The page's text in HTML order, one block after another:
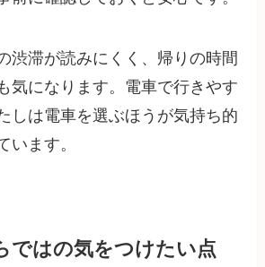
渋滞が読みにくく、帰りの時間
気になります。電車で行きやす
しは電車を選ぶほうが気持ち的
います。
ではの気をつけたい点